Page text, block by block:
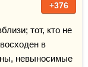
+376
тот, кто не
невыносимые